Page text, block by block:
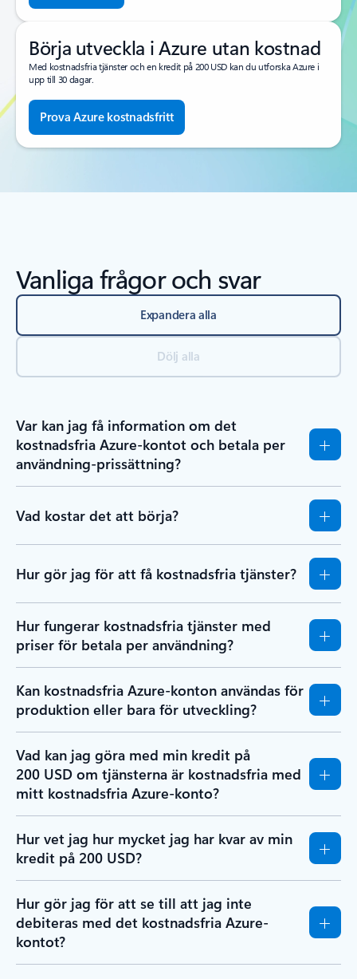
Börja utveckla i Azure utan kostnad
Med kostnadsfria tjänster och en kredit på 200 USD kan du utforska Azure i
upp till 30 dagar.
Prova Azure kostnadsfritt
Vanliga frågor och svar
Expandera alla
Dölj alla
Var kan jag få information om det
kostnadsfria Azure-kontot och betala per
användning-prissättning?
Vad kostar det att börja?
Hur gör jag för att få kostnadsfria tjänster?
Hur fungerar kostnadsfria tjänster med
priser för betala per användning?
Kan kostnadsfria Azure-konton användas för
produktion eller bara för utveckling?
Vad kan jag göra med min kredit på
200 USD om tjänsterna är kostnadsfria med
mitt kostnadsfria Azure-konto?
Hur vet jag hur mycket jag har kvar av min
kredit på 200 USD?
Hur gör jag för att se till att jag inte
debiteras med det kostnadsfria Azure-
kontot?